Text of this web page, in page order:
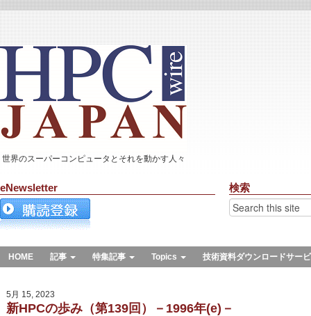
世界のスーパーコンピュータとそれを動かす人々
eNewsletter 検索
HOME 記事 特集記事 Topics 技術資料ダウンロードサー
5月 15, 2023
新HPCの歩み（第139回）－1996年(e)－